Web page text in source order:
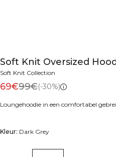
Soft Knit Oversized
Soft Knit Collection
69€99€(-30%)
Loungehoodie in een comfortabel
Kleur: Dark Grey